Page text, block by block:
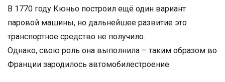
В 1770 году Кюньо построил ещё один вариант
паровой машины, но дальнейшее развитие это
транспортное средство не получило.
Однако, свою роль она выполнила – таким образом во
Франции зародилось автомобилестроение.